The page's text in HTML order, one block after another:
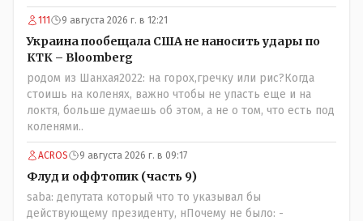
к Трампу. Ну и западные страны тем более, которые
предоставляли Зеленскому убежище, чтоб он бежал и
которые развернулись потом на 180 или 360 градусов,
посмотрев на того, как он не сдался, но ты же там сам
живешь и многое знаешь о тех, на кого работаешь.. Это
просто прагматизм и ничего личного. Победим мы, они
встанут под нас и наоборот и все это понимают..
111 9 августа 2026 г. в 12:21
Украина пообещала США не наносить удары по
КТК – Bloomberg
родом из Шанхая2022: на горох,гречку или рис?Когда
стоишь на коленях, важно чтобы не упасть еще и на
локтя, больше думаешь об этом, а не о том, что есть под
коленями..
ACROS 9 августа 2026 г. в 09:17
Флуд и оффтопик (часть 9)
saba: депутата который что то указывал бы
действующему президенту, нПочему не было: -